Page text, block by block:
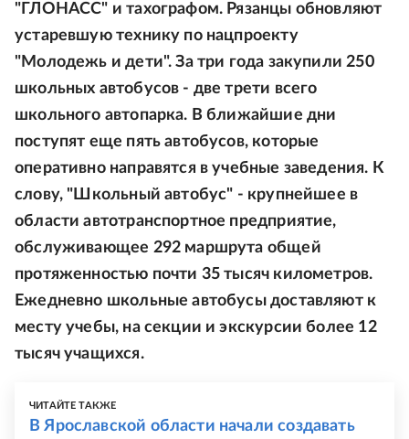
"ГЛОНАСС" и тахографом. Рязанцы обновляют
устаревшую технику по нацпроекту
"Молодежь и дети". За три года закупили 250
школьных автобусов - две трети всего
школьного автопарка. В ближайшие дни
поступят еще пять автобусов, которые
оперативно направятся в учебные заведения. К
слову, "Школьный автобус" - крупнейшее в
области автотранспортное предприятие,
обслуживающее 292 маршрута общей
протяженностью почти 35 тысяч километров.
Ежедневно школьные автобусы доставляют к
месту учебы, на секции и экскурсии более 12
тысяч учащихся.
ЧИТАЙТЕ ТАКЖЕ
В Ярославской области начали создавать